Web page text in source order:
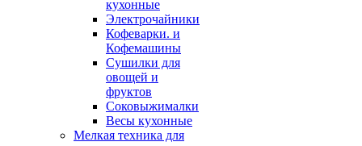
кухонные
Электрочайники
Кофеварки. и
Кофемашины
Сушилки для
овощей и
фруктов
Соковыжималки
Весы кухонные
Мелкая техника для